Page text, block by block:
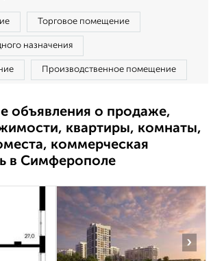
Торговое помещение
назначения
Производственное помещение
объявления о продаже,
квартиры, комнаты,
коммерческая
в Симферополе
›